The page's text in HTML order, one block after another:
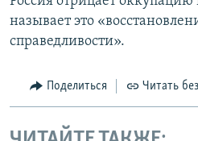
называет это
справедливости».
Поделиться Читать